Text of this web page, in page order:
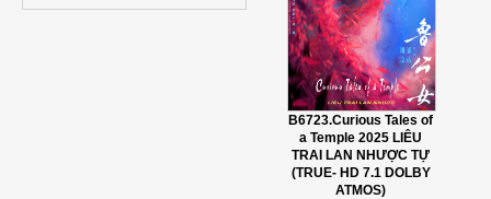
B6723.Curious Tales of
a Temple 2025 LIÊU
TRAI LAN NHƯỢC TỰ
(TRUE- HD 7.1 DOLBY
ATMOS)